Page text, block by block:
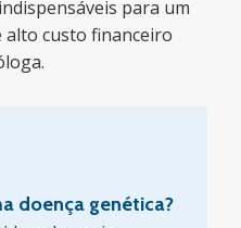
para um
custo financeiro
doença genética?